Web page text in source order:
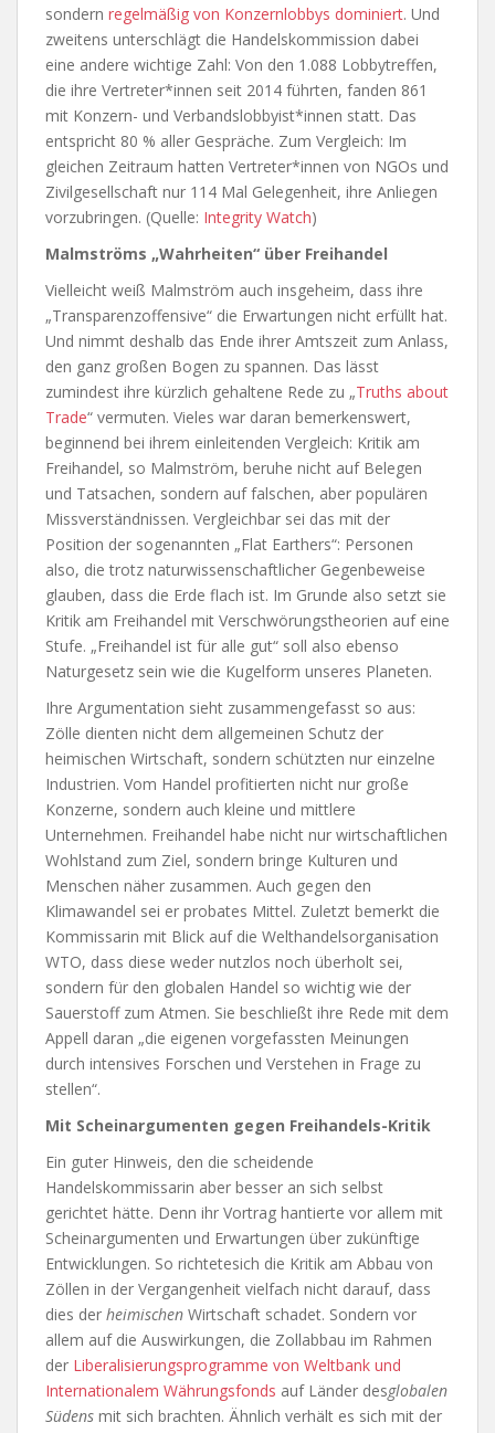
sondern regelmäßig von Konzernlobbys dominiert. Und
zweitens unterschlägt die Handelskommission dabei
eine andere wichtige Zahl: Von den 1.088 Lobbytreffen,
die ihre Vertreter*innen seit 2014 führten, fanden 861
mit Konzern- und Verbandslobbyist*innen statt. Das
entspricht 80 % aller Gespräche. Zum Vergleich: Im
gleichen Zeitraum hatten Vertreter*innen von NGOs und
Zivilgesellschaft nur 114 Mal Gelegenheit, ihre Anliegen
vorzubringen. (Quelle: Integrity Watch)
Malmströms „Wahrheiten“ über Freihandel
Vielleicht weiß Malmström auch insgeheim, dass ihre
„Transparenzoffensive“ die Erwartungen nicht erfüllt hat.
Und nimmt deshalb das Ende ihrer Amtszeit zum Anlass,
den ganz großen Bogen zu spannen. Das lässt
zumindest ihre kürzlich gehaltene Rede zu „Truths about
Trade“ vermuten. Vieles war daran bemerkenswert,
beginnend bei ihrem einleitenden Vergleich: Kritik am
Freihandel, so Malmström, beruhe nicht auf Belegen
und Tatsachen, sondern auf falschen, aber populären
Missverständnissen. Vergleichbar sei das mit der
Position der sogenannten „Flat Earthers“: Personen
also, die trotz naturwissenschaftlicher Gegenbeweise
glauben, dass die Erde flach ist. Im Grunde also setzt sie
Kritik am Freihandel mit Verschwörungstheorien auf eine
Stufe. „Freihandel ist für alle gut“ soll also ebenso
Naturgesetz sein wie die Kugelform unseres Planeten.
Ihre Argumentation sieht zusammengefasst so aus:
Zölle dienten nicht dem allgemeinen Schutz der
heimischen Wirtschaft, sondern schützten nur einzelne
Industrien. Vom Handel profitierten nicht nur große
Konzerne, sondern auch kleine und mittlere
Unternehmen. Freihandel habe nicht nur wirtschaftlichen
Wohlstand zum Ziel, sondern bringe Kulturen und
Menschen näher zusammen. Auch gegen den
Klimawandel sei er probates Mittel. Zuletzt bemerkt die
Kommissarin mit Blick auf die Welthandelsorganisation
WTO, dass diese weder nutzlos noch überholt sei,
sondern für den globalen Handel so wichtig wie der
Sauerstoff zum Atmen. Sie beschließt ihre Rede mit dem
Appell daran „die eigenen vorgefassten Meinungen
durch intensives Forschen und Verstehen in Frage zu
stellen“.
Mit Scheinargumenten gegen Freihandels-Kritik
Ein guter Hinweis, den die scheidende
Handelskommissarin aber besser an sich selbst
gerichtet hätte. Denn ihr Vortrag hantierte vor allem mit
Scheinargumenten und Erwartungen über zukünftige
Entwicklungen. So richtetesich die Kritik am Abbau von
Zöllen in der Vergangenheit vielfach nicht darauf, dass
dies der heimischen Wirtschaft schadet. Sondern vor
allem auf die Auswirkungen, die Zollabbau im Rahmen
der Liberalisierungsprogramme von Weltbank und
Internationalem Währungsfonds auf Länder desglobalen
Südens mit sich brachten. Ähnlich verhält es sich mit der